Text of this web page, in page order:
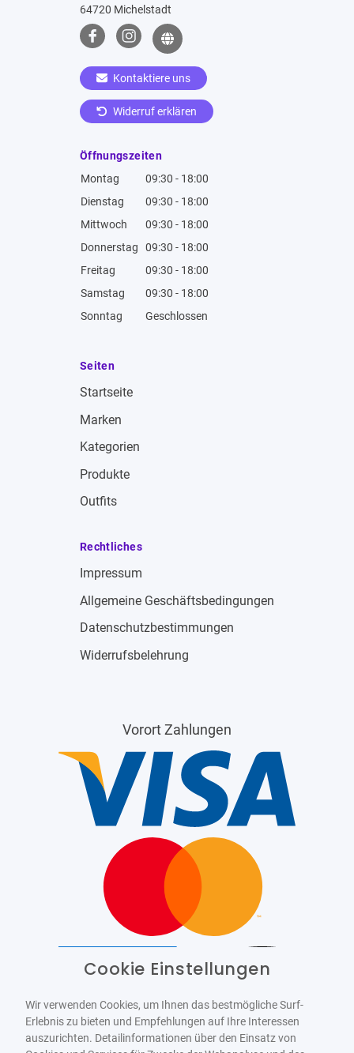
64720 Michelstadt
Kontaktiere uns
Widerruf erklären
Öffnungszeiten
Montag
09:30 - 18:00
Dienstag
09:30 - 18:00
Mittwoch
09:30 - 18:00
Donnerstag
09:30 - 18:00
Freitag
09:30 - 18:00
Samstag
09:30 - 18:00
Sonntag
Geschlossen
Seiten
Startseite
Marken
Kategorien
Produkte
Outfits
Rechtliches
Impressum
Allgemeine Geschäftsbedingungen
Datenschutzbestimmungen
Widerrufsbelehrung
Vorort Zahlungen
WCAG-2.1-AA
Cookie Einstellungen
Wir verwenden Cookies, um Ihnen das bestmögliche Surf-
Erlebnis zu bieten und Empfehlungen auf Ihre Interessen
auszurichten. Detailinformationen über den Einsatz von